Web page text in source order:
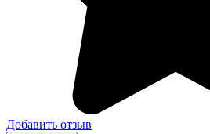
Добавить отзыв